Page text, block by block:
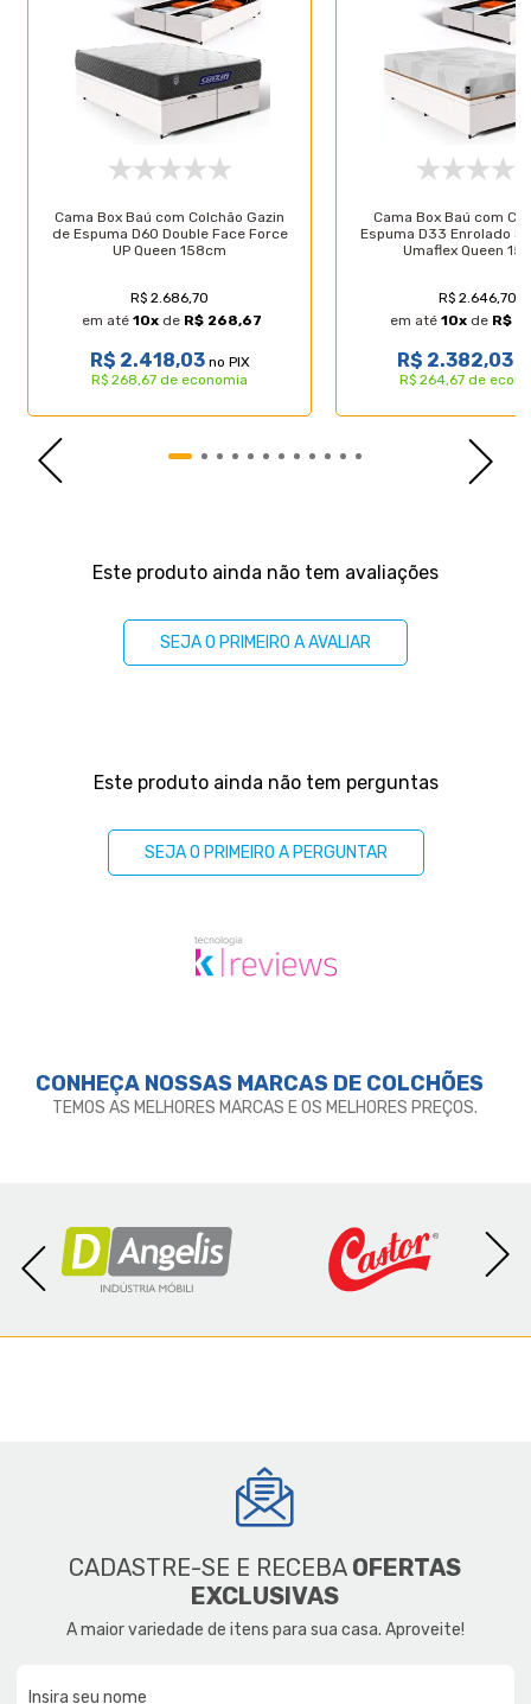
**ATENÇÃO: Verifique se as dimensões dos produtos
passam por elevadores, portas, escadas e corredores. A
LUCAS HOME Não se responsabiliza pelo transporte dos
produtos por escadas, guinchos, içamentos ou
quaisquer outros meios específicos de transporte.
Cama Box Baú com Colchão Gazin
de Espuma D60 Double Face Force
UP Queen 158cm
R$ 2.686,70
em até10x de R$ 268,67
R$ 2.418,03no PIX
R$ 268,67 de economia
Cama Box Baú com
Espuma D33 Enrolado
Umaflex Queen
R$ 2.646,70
em até10x de R$
R$ 2.382,03
R$ 264,67 de
Este produto ainda não tem avaliações
SEJA O PRIMEIRO A AVALIAR
Este produto ainda não tem perguntas
SEJA O PRIMEIRO A PERGUNTAR
CONHEÇA NOSSAS MARCAS DE COLCHÕES
TEMOS AS MELHORES MARCAS E OS MELHORES PREÇOS.
CADASTRE-SE E RECEBA OFERTAS
EXCLUSIVAS
A maior variedade de itens para sua casa. Aproveite!